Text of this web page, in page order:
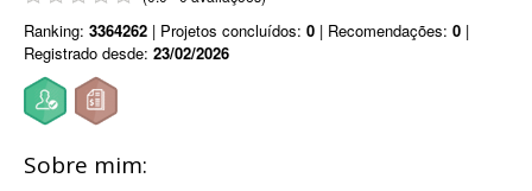
Ranking: 3364262 | Projetos concluídos: 0 | Recomendações: 0 |
Registrado desde: 23/02/2026
Sobre mim: